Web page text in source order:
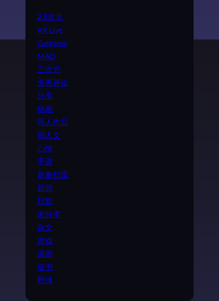
2.5次元
AR Live
Galgame
MAD
三次元
业界评论
分享
动画
同人作品
同人文
心情
手游
新番扫雷
新闻
日影
未分类
杂文
游戏
漫画
读书
野球